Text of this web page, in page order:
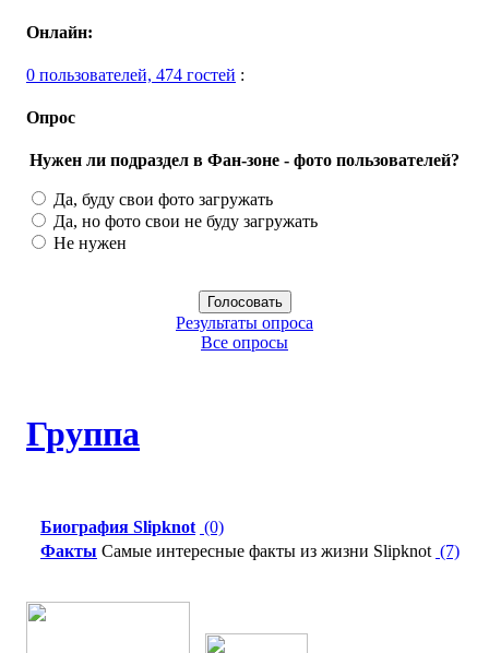
Онлайн:
0 пользователей, 474 гостей :
Опрос
Нужен ли подраздел в Фан-зоне - фото пользователей?
Да, буду свои фото загружать
Да, но фото свои не буду загружать
Не нужен
Результаты опроса
Все опросы
Группа
Биография Slipknot (0)
Факты Самые интересные факты из жизни Slipknot (7)